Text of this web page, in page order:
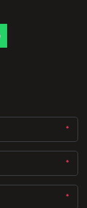
*
*
*